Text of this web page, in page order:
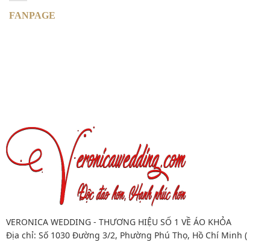
FANPAGE
VERONICA WEDDING - THƯƠNG HIỆU SỐ 1 VỀ ÁO KHỎA
Địa chỉ: Số 1030 Đường 3/2, Phường Phú Thọ, Hồ Chí Minh (